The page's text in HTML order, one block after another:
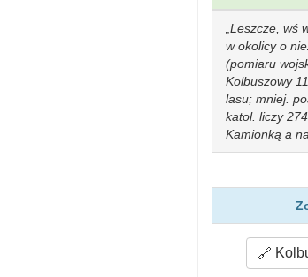
Leszcze, wś
w okolicy o
(pomiaru
Kolbuszowy
lasu; mniej.
katol. liczy
Kamionką a